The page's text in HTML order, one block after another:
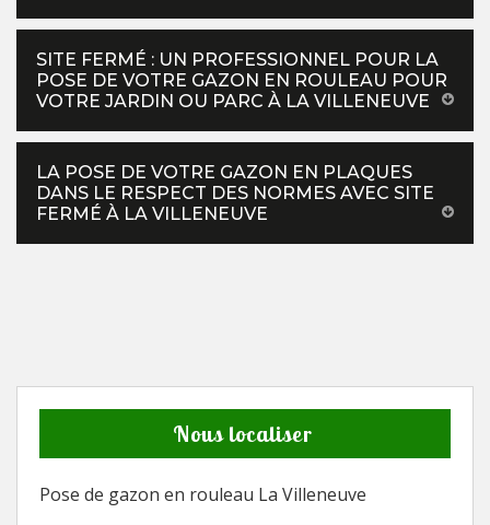
SITE FERMÉ : UN PROFESSIONNEL POUR LA
POSE DE VOTRE GAZON EN ROULEAU POUR
VOTRE JARDIN OU PARC À LA VILLENEUVE
LA POSE DE VOTRE GAZON EN PLAQUES
DANS LE RESPECT DES NORMES AVEC SITE
FERMÉ À LA VILLENEUVE
Nous localiser
Pose de gazon en rouleau La Villeneuve